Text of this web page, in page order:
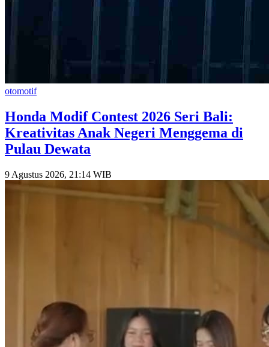
otomotif
Honda Modif Contest 2026 Seri Bali:
Kreativitas Anak Negeri Menggema di
Pulau Dewata
9 Agustus 2026, 21:14 WIB